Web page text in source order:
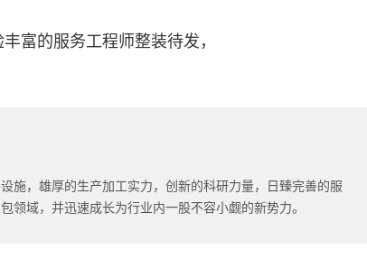
富的服务工程师整装待发，
施，雄厚的生产加工实力，创新的科研力量，日臻完善的服
领域，并迅速成长为行业内一股不容小觑的新势力。